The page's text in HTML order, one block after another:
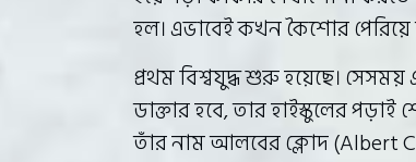
হল। এভাবেই কখন কৈশোর পেরিয়ে
প্রথম বিশ্বযুদ্ধ শুরু হয়েছে।
ডাক্তার হবে, তার হাইস্কুলের
তাঁর নাম আলবের ক্লোদ (Albert